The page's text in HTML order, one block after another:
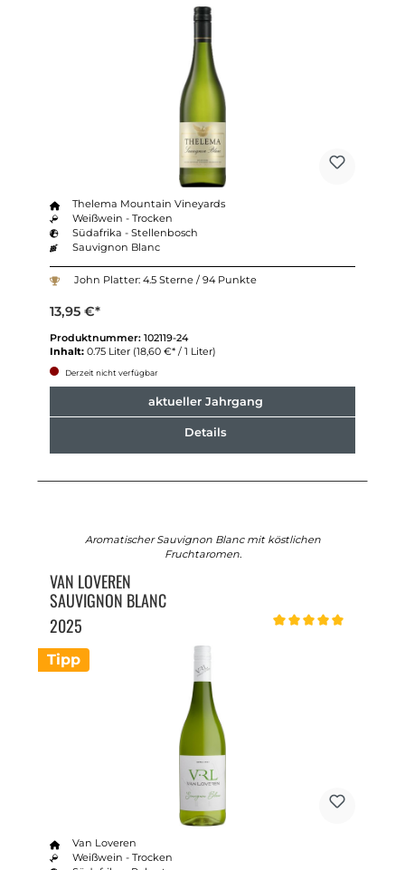
Thelema Mountain Vineyards
Weißwein - Trocken
Südafrika - Stellenbosch
Sauvignon Blanc
John Platter: 4.5 Sterne / 94 Punkte
13,95 €*
Produktnummer: 102119-24
Inhalt: 0.75 Liter (18,60 €* / 1 Liter)
Derzeit nicht verfügbar
aktueller Jahrgang
Details
Tipp
Aromatischer Sauvignon Blanc mit köstlichen
Fruchtaromen.
VAN LOVEREN
SAUVIGNON BLANC
2025
Van Loveren
Weißwein - Trocken